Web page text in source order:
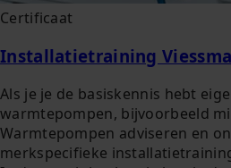
Certificaat
Installatietraining
Als je je de basiskennis hebt
warmtepompen, bijvoorbeeld
Warmtepompen adviseren en
merkspecifieke